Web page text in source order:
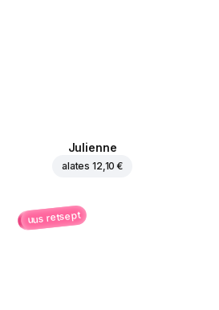
Julienne
alates 12,10 €
uus retsept